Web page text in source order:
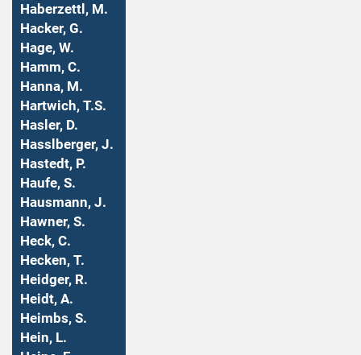
Haberzettl, M.
Hacker, G.
Hage, W.
Hamm, C.
Hanna, M.
Hartwich, T.S.
Hasler, D.
Hasslberger, J.
Hastedt, P.
Haufe, S.
Hausmann, J.
Hawner, S.
Heck, C.
Hecken, T.
Heidger, R.
Heidt, A.
Heimbs, S.
Hein, L.